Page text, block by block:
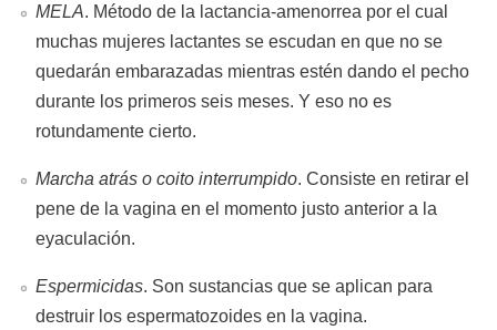
MELA. Método de la lactancia-amenorrea por el cual
muchas mujeres lactantes se escudan en que no se
quedarán embarazadas mientras estén dando el pecho
durante los primeros seis meses. Y eso no es
rotundamente cierto.
Marcha atrás o coito interrumpido. Consiste en retirar el
pene de la vagina en el momento justo anterior a la
eyaculación.
Espermicidas. Son sustancias que se aplican para
destruir los espermatozoides en la vagina.